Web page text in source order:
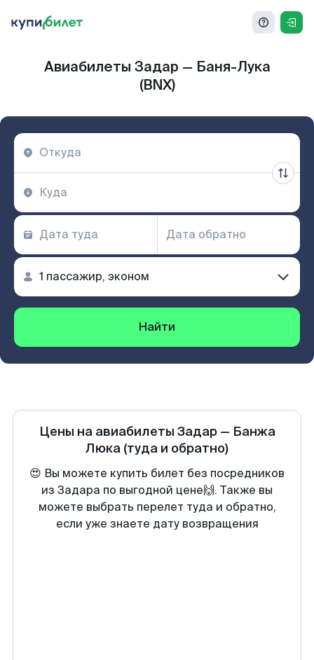
Авиабилеты Задар — Баня-Лука
(BNX)
Найти
Цены на авиабилеты Задар— Банжа
Люка (туда и обратно)
😍 Вы можете купить билет без посредников
из Задара по выгодной цене🙌. Также вы
можете выбрать перелет туда и обратно,
если уже знаете дату возвращения